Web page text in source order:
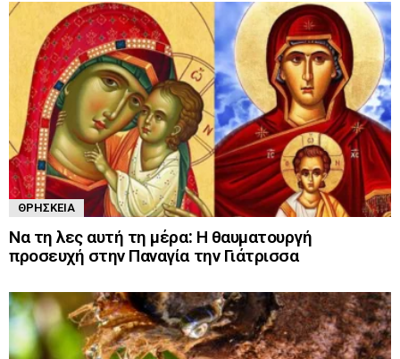
ΘΡΗΣΚΕΊΑ
Να τη λες αυτή τη μέρα: Η θαυματουργή
προσευχή στην Παναγία την Γιάτρισσα